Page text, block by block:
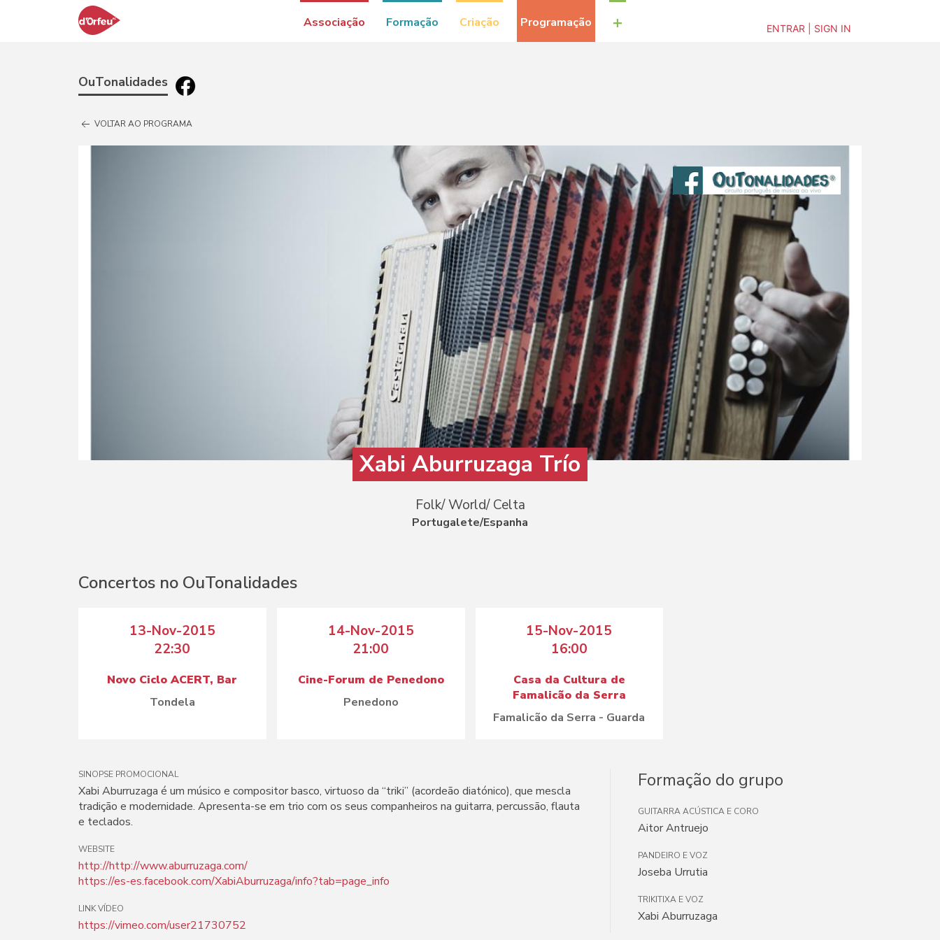
Associação Formação Criação Programação + ENTRAR | SIGN IN
OuTonalidades
VOLTAR AO PROGRAMA
Xabi Aburruzaga Trío
Folk/ World/ Celta
Portugalete/Espanha
Concertos no OuTonalidades
13-Nov-2015
22:30
Novo Ciclo ACERT, Bar
Tondela
14-Nov-2015
21:00
Cine-Forum de Penedono
Penedono
15-Nov-2015
16:00
Casa da Cultura de
Famalicão da Serra
Famalicão da Serra - Guarda
SINOPSE PROMOCIONAL
Xabi Aburruzaga é um músico e compositor basco, virtuoso da “triki” (acordeão diatónico), que mescla
tradição e modernidade. Apresenta-se em trio com os seus companheiros na guitarra, percussão, flauta
e teclados.
WEBSITE
http://http://www.aburruzaga.com/
https://es-es.facebook.com/XabiAburruzaga/info?tab=page_info
LINK VÍDEO
https://vimeo.com/user21730752
Formação do grupo
GUITARRA ACÚSTICA E CORO
Aitor Antruejo
PANDEIRO E VOZ
Joseba Urrutia
TRIKITIXA E VOZ
Xabi Aburruzaga